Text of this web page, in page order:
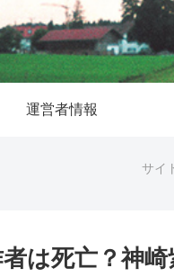
運営者情報
サイ
は死亡？神